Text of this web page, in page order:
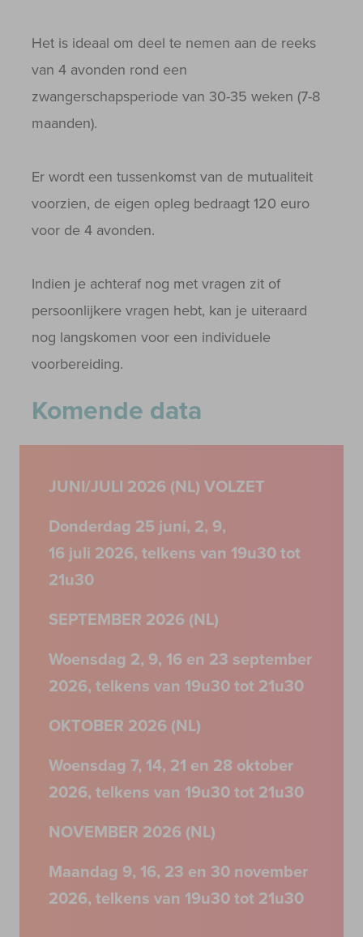
Het is ideaal om deel te nemen aan de reeks
van 4 avonden rond een
zwangerschapsperiode van 30-35 weken (7-8
maanden).
Er wordt een tussenkomst van de mutualiteit
voorzien, de eigen opleg bedraagt 120 euro
voor de 4 avonden.
Indien je achteraf nog met vragen zit of
persoonlijkere vragen hebt, kan je uiteraard
nog langskomen voor een individuele
voorbereiding.
Komende data
JUNI/JULI 2026 (NL) VOLZET
Donderdag 25 juni, 2, 9,
16 juli 2026, telkens van 19u30 tot
21u30
SEPTEMBER 2026 (NL)
Woensdag 2, 9, 16 en 23 september
2026, telkens van 19u30 tot 21u30
OKTOBER 2026 (NL)
Woensdag 7, 14, 21 en 28 oktober
2026, telkens van 19u30 tot 21u30
NOVEMBER 2026 (NL)
Maandag 9, 16, 23 en 30 november
2026, telkens van 19u30 tot 21u30